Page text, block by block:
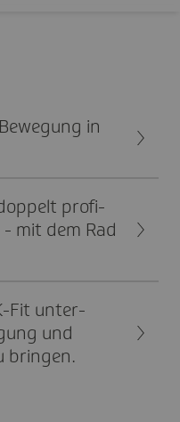
in
profi­
mit dem Rad
Fit unter­
und
brin­gen.